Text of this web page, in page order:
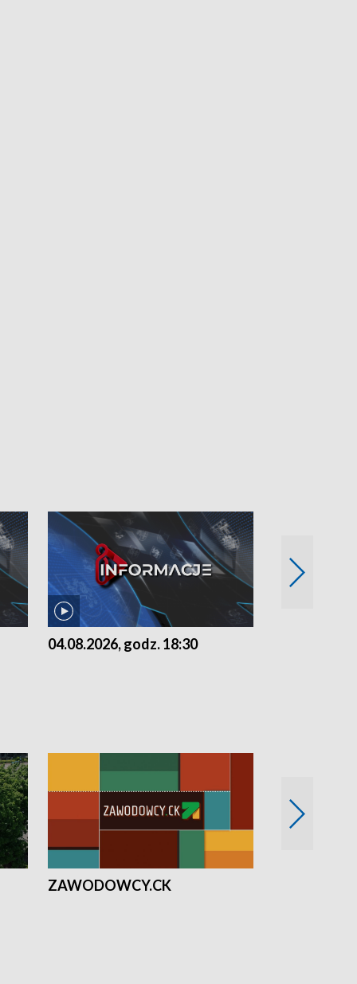
04.08.2026, godz. 18:30
ZAWODOWCY.CK